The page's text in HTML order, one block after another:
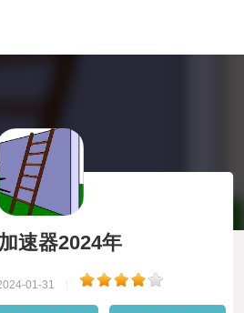
速器2024年
01-31